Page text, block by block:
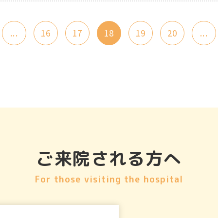
... 16 17 18 19 20 ...
ご来院される方へ
For those visiting the hospital